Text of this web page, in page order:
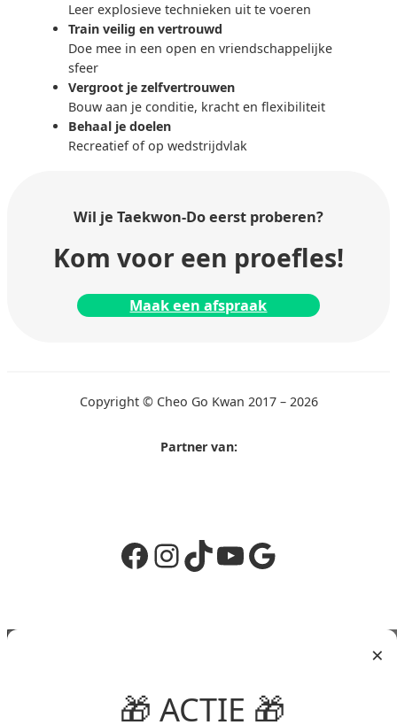
Leer explosieve technieken uit te voeren
Train veilig en vertrouwd
Doe mee in een open en vriendschappelijke
sfeer
Vergroot je zelfvertrouwen
Bouw aan je conditie, kracht en flexibiliteit
Behaal je doelen
Recreatief of op wedstrijdvlak
Wil je Taekwon-Doeerst proberen?
Kom voor een proefles!
Maak een afspraak
Copyright © Cheo Go Kwan 2017 – 2026
Partner van:
Facebook InstagramTikTok YouTube Google
×
🎁 ACTIE 🎁
Jouw winkelmand (items: 0)